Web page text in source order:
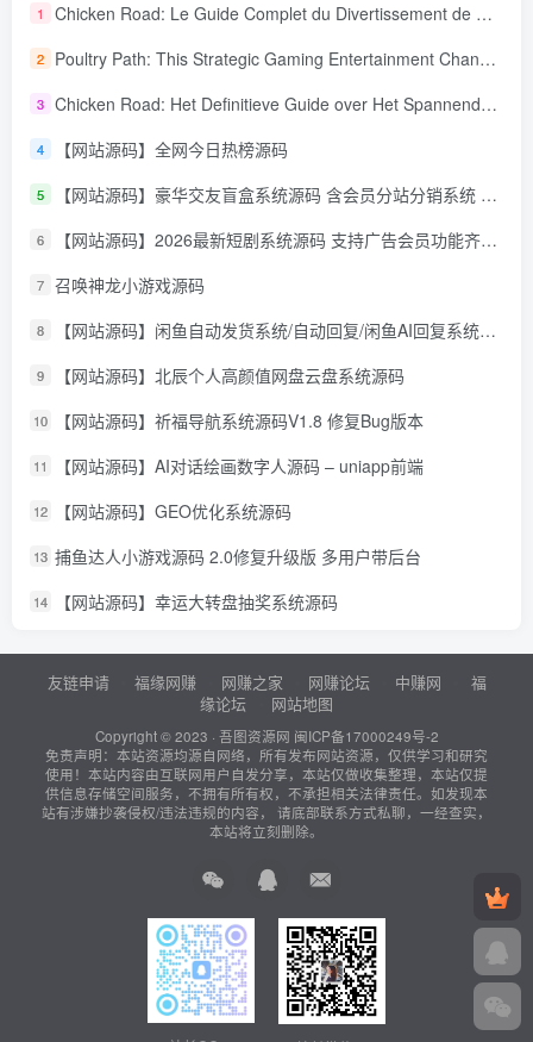
1 Chicken Road: Le Guide Complet du Divertissement de Maison de Jeu Stratégique
2 Poultry Path: This Strategic Gaming Entertainment Changing Sequence Forecasting
3 Chicken Road: Het Definitieve Guide over Het Spannende Gokspel
4 【网站源码】全网今日热榜源码
5 【网站源码】豪华交友盲盒系统源码 含会员分站分销系统 可易支付
6 【网站源码】2026最新短剧系统源码 支持广告会员功能齐全短剧源码
7 召唤神龙小游戏源码
8 【网站源码】闲鱼自动发货系统/自动回复/闲鱼AI回复系统源码
9 【网站源码】北辰个人高颜值网盘云盘系统源码
10 【网站源码】祈福导航系统源码V1.8 修复Bug版本
11 【网站源码】AI对话绘画数字人源码 – uniapp前端
12 【网站源码】GEO优化系统源码
13 捕鱼达人小游戏源码 2.0修复升级版 多用户带后台
14 【网站源码】幸运大转盘抽奖系统源码
友链申请 福缘网赚 网赚之家 网赚论坛 中赚网
福
缘论坛
网站地图
Copyright © 2023 · 吾图资源网 闽ICP备17000249号-2
免责声明：本站资源均源自网络，所有发布网站资源，仅供学习和研究
使用！本站内容由互联网用户自发分享，本站仅做收集整理，本站仅提
供信息存储空间服务，不拥有所有权，不承担相关法律责任。如发现本
站有涉嫌抄袭侵权/违法违规的内容， 请底部联系方式私聊，一经查实，
本站将立刻删除。